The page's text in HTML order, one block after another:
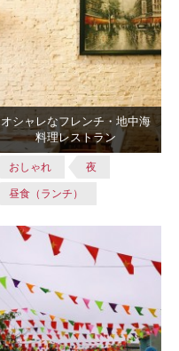
オシャレなフレンチ・地中海
料理レストラン
おしゃれ 夜
昼食（ランチ）